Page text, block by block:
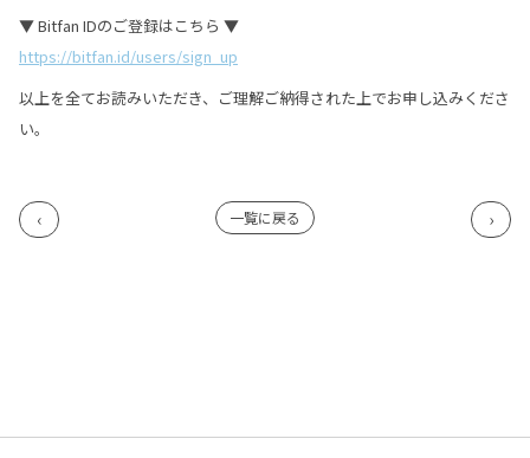
▼ Bitfan IDのご登録はこちら ▼
https://bitfan.id/users/sign_up
以上を全てお読みいただき、ご理解ご納得された上でお申し込みくださ
い。
一覧に戻る